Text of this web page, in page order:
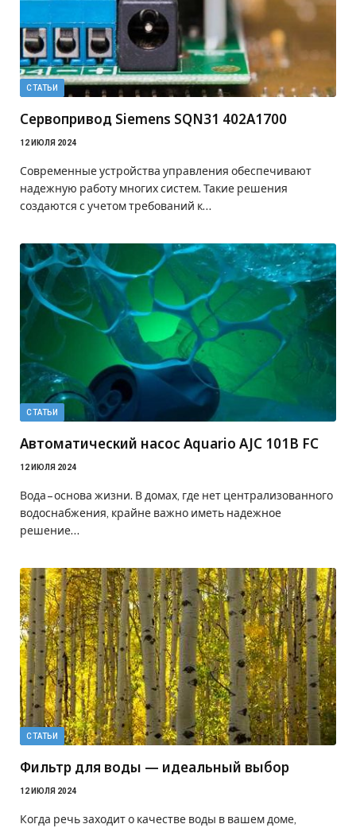
СТАТЬИ
Сервопривод Siemens SQN31 402A1700
12 ИЮЛЯ 2024
Современные устройства управления обеспечивают
надежную работу многих систем. Такие решения
создаются с учетом требований к…
СТАТЬИ
Автоматический насос Aquario AJC 101B FC
12 ИЮЛЯ 2024
Вода – основа жизни. В домах, где нет централизованного
водоснабжения, крайне важно иметь надежное
решение…
СТАТЬИ
Фильтр для воды — идеальный выбор
12 ИЮЛЯ 2024
Когда речь заходит о качестве воды в вашем доме,